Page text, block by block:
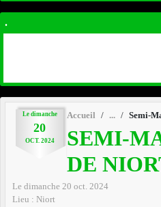
Le dimanche
20
OCT. 2024
Accueil Semi-
SEMI-
DE
Le dimanche 20 oct. 2024
Lieu : Niort
.